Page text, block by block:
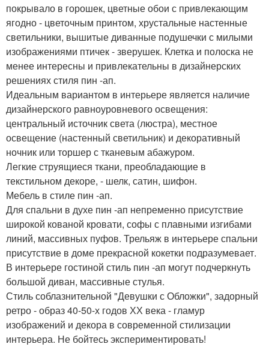
покрывало в горошек, цветные обои с привлекающим
ягодно - цветочным принтом, хрустальные настенные
светильники, вышитые диванные подушечки с милыми
изображениями птичек - зверушек. Клетка и полоска не
менее интересны и привлекательны в дизайнерских
решениях стиля пин -ап.
Идеальным вариантом в интерьере является наличие
дизайнерского равноуровневого освещения:
центральный источник света (люстра), местное
освещение (настенный светильник) и декоративный
ночник или торшер с тканевым абажуром.
Легкие струящиеся ткани, преобладающие в
текстильном декоре, - шелк, сатин, шифон.
Мебель в стиле пин -ап.
Для спальни в духе пин -ап непременно присутствие
широкой кованой кровати, софы с плавными изгибами
линий, массивных пуфов. Трельяж в интерьере спальни
присутствие в доме прекрасной кокетки подразумевает.
В интерьере гостиной стиль пин -ап могут подчеркнуть
большой диван, массивные стулья.
Стиль соблазнительной "Девушки с Обложки", задорный
ретро - образ 40-50-х годов ХХ века - гламур
изображений и декора в современной стилизации
интерьера. Не бойтесь экспериментировать!